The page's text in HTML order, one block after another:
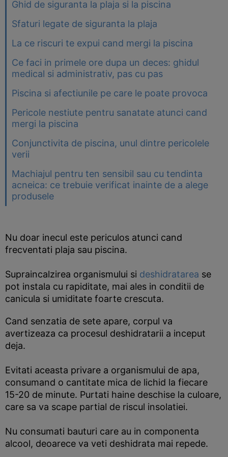
Ghid de siguranta la plaja si la piscina
Sfaturi legate de siguranta la plaja
La ce riscuri te expui cand mergi la piscina
Ce faci in primele ore dupa un deces: ghidul
medical si administrativ, pas cu pas
Piscina si afectiunile pe care le poate provoca
Pericole nestiute pentru sanatate atunci cand
mergi la piscina
Conjunctivita de piscina, unul dintre pericolele
verii
Machiajul pentru ten sensibil sau cu tendinta
acneica: ce trebuie verificat inainte de a alege
produsele
Nu doar inecul este periculos atunci cand
frecventati plaja sau piscina.
Supraincalzirea organismului si deshidratarea se
pot instala cu rapiditate, mai ales in conditii de
canicula si umiditate foarte crescuta.
Cand senzatia de sete apare, corpul va
avertizeaza ca procesul deshidratarii a inceput
deja.
Evitati aceasta privare a organismului de apa,
consumand o cantitate mica de lichid la fiecare
15-20 de minute. Purtati haine deschise la culoare,
care sa va scape partial de riscul insolatiei.
Nu consumati bauturi care au in componenta
alcool, deoarece va veti deshidrata mai repede.